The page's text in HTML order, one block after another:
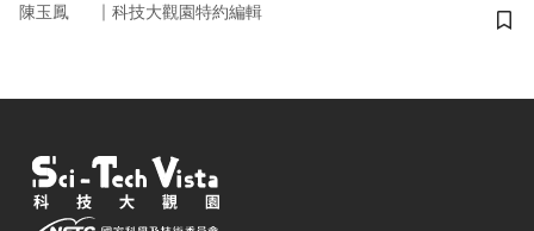
陳玉鳳 ｜ 科技大觀園特約編輯
儲